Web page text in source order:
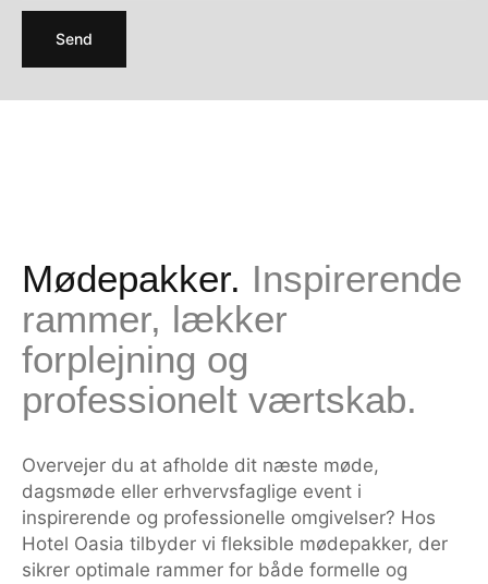
Send
MØDPAKKER
MØDER & EVENTS I ÆSTETISKE
Mødepakker. Inspirerende
rammer, lækker
forplejning og
professionelt værtskab.
Overvejer du at afholde dit næste møde,
dagsmøde eller erhvervsfaglige event i
inspirerende og professionelle omgivelser? Hos
Hotel Oasia tilbyder vi fleksible mødepakker, der
sikrer optimale rammer for både formelle og